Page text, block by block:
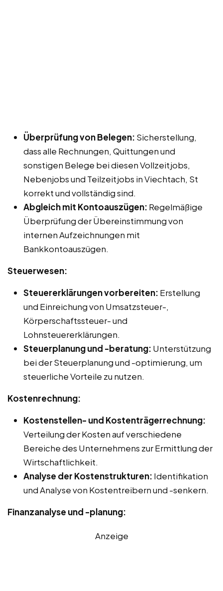
Überprüfung von Belegen: Sicherstellung,
dass alle Rechnungen, Quittungen und
sonstigen Belege bei diesen Vollzeitjobs,
Nebenjobs und Teilzeitjobs in Viechtach, St
korrekt und vollständig sind.
Abgleich mit Kontoauszügen: Regelmäßige
Überprüfung der Übereinstimmung von
internen Aufzeichnungen mit
Bankkontoauszügen.
Steuerwesen:
Steuererklärungen vorbereiten: Erstellung
und Einreichung von Umsatzsteuer-,
Körperschaftssteuer- und
Lohnsteuererklärungen.
Steuerplanung und -beratung: Unterstützung
bei der Steuerplanung und -optimierung, um
steuerliche Vorteile zu nutzen.
Kostenrechnung:
Kostenstellen- und Kostenträgerrechnung:
Verteilung der Kosten auf verschiedene
Bereiche des Unternehmens zur Ermittlung der
Wirtschaftlichkeit.
Analyse der Kostenstrukturen: Identifikation
und Analyse von Kostentreibern und -senkern.
Finanzanalyse und -planung:
Anzeige